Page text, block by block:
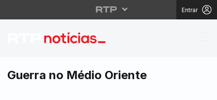
Entrar
Trump condena
Guerra no Médio Oriente